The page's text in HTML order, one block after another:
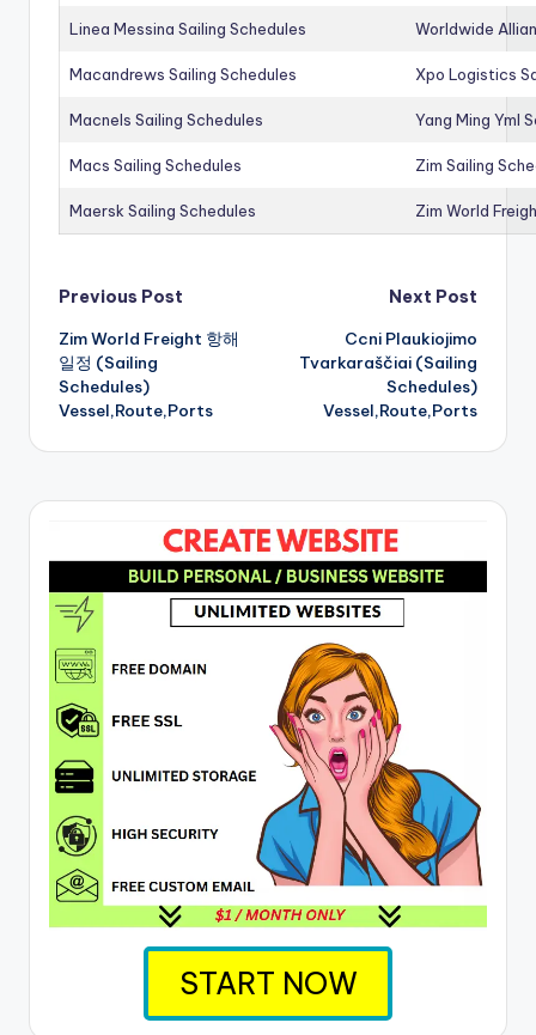
Linea Messina Sailing Schedules Worldwide
Macandrews Sailing Schedules Xpo Logistics
Macnels Sailing Schedules Yang Ming Yml
Macs Sailing Schedules Zim Sailing
Maersk Sailing Schedules Zim World
Post
navigation
Previous Post
Zim World Freight 항해
일정 (Sailing
Schedules)
Vessel,Route,Ports
Next Post
Ccni Plaukiojimo
Tvarkaraščiai (Sailing
Schedules)
Vessel,Route,Ports
START NOW